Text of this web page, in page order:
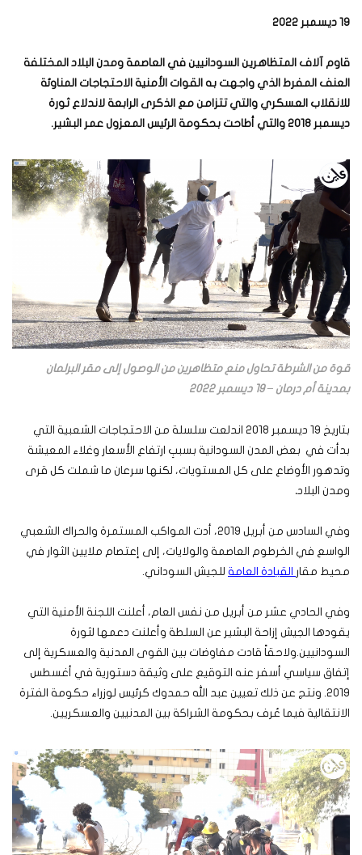
19 ديسمبر 2022
قاوم آلاف المتظاهرين السودانيين في العاصمة ومدن البلاد المختلفة
العنف المفرط الذي واجهت به القوات الأمنية الاحتجاجات المناوئة
للانقلاب العسكري والتي تتزامن مع الذكرى الرابعة لاندلاع ثورة
ديسمبر 2018 والتي أطاحت بحكومة الرئيس المعزول عمر البشير.
قوة من الشرطة تحاول منع متظاهرين من الوصول إلى مقر البرلمان
بمدينة أم درمان – 19 ديسمبر 2022
بتاريخ 19
ديسمبر 2018 اندلعت سلسلة من الاحتجاجات الشعبية التي
بدأت في بعض المدن السودانية بسببِ ارتفاع الأسعار وغلاء المعيشة
وتدهور الأوضاع على كل المستويات، لكنها سرعان ما شملت كل قرى
ومدن البلاد.
وفي السادس من أبريل 2019، أدت المواكب المستمرة والحراك الشعبي
الواسع في الخرطوم العاصمة والولايات، إلى إعتصام ملايين الثوار في
محيط مقار القيادة العامة للجيش السوداني.
وفي الحادي عشر من أبريل من نفس العام، أعلنت اللجنة الأمنية التي
يقودها الجيش إزاحة البشير عن السلطة وأعلنت دعمها لثورة
السودانيين.ولاحقاً قادت مفاوضات بين القوى المدنية والعسكرية إلى
إتفاق سياسي أسفر عنه التوقيع على وثيقة دستورية في أغسطس
2019. ونتج عن ذلك تعيين عبد الله حمدوك كرئيس لوزراء حكومة الفترة
الانتقالية فيما عُرف بحكومة الشراكة بين المدنيين والعسكريين.